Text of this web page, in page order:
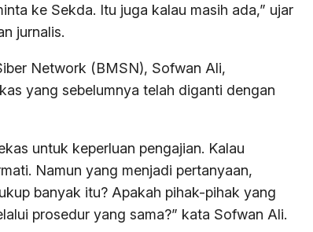
ke Sekda. Itu juga kalau masih ada,” ujar
jurnalis.
Network (BMSN), Sofwan Ali,
yang sebelumnya telah diganti dengan
untuk keperluan pengajian. Kalau
Namun yang menjadi pertanyaan,
banyak itu? Apakah pihak-pihak yang
prosedur yang sama?” kata Sofwan Ali.